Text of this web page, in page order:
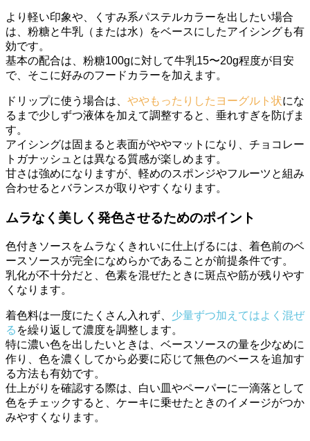
より軽い印象や、くすみ系パステルカラーを出したい場合
は、粉糖と牛乳（または水）をベースにしたアイシングも有
効です。
基本の配合は、粉糖100gに対して牛乳15〜20g程度が目安
で、そこに好みのフードカラーを加えます。
ドリップに使う場合は、 ややもったりしたヨーグルト状にな
るまで少しずつ液体を加えて調整すると、垂れすぎを防げま
す。
アイシングは固まると表面がややマットになり、チョコレー
トガナッシュとは異なる質感が楽しめます。
甘さは強めになりますが、軽めのスポンジやフルーツと組み
合わせるとバランスが取りやすくなります。
ムラなく美しく発色させるためのポイント
色付きソースをムラなくきれいに仕上げるには、着色前のベ
ースソースが完全になめらかであることが前提条件です。
乳化が不十分だと、色素を混ぜたときに斑点や筋が残りやす
くなります。
着色料は一度にたくさん入れず、 少量ずつ加えてはよく混ぜ
る を繰り返して濃度を調整します。
特に濃い色を出したいときは、ベースソースの量を少なめに
作り、色を濃くしてから必要に応じて無色のベースを追加す
る方法も有効です。
仕上がりを確認する際は、白い皿やペーパーに一滴落として
色をチェックすると、ケーキに乗せたときのイメージがつか
みやすくなります。